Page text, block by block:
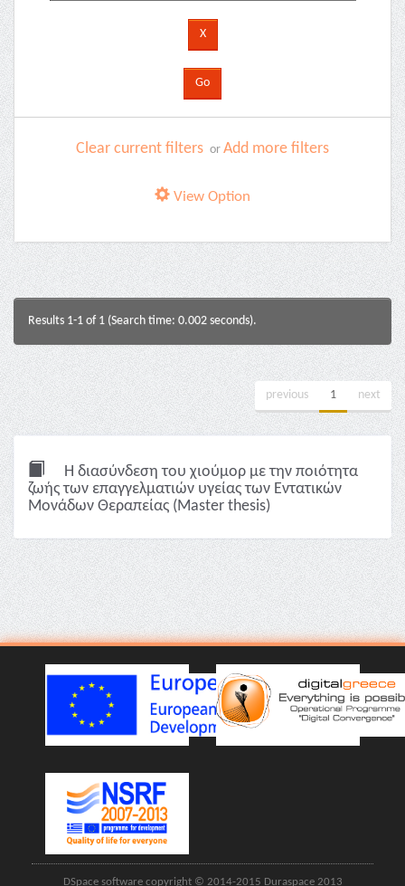
Clear current filters or Add more filters
View Option
Results 1-1 of 1 (Search time: 0.002 seconds).
previous 1 next
Η διασύνδεση του χιούμορ με την ποιότητα
ζωής των επαγγελματιών υγείας των Εντατικών
Μονάδων Θεραπείας (Master thesis)
DSpace software copyright © 2014-2015 Duraspace 2013